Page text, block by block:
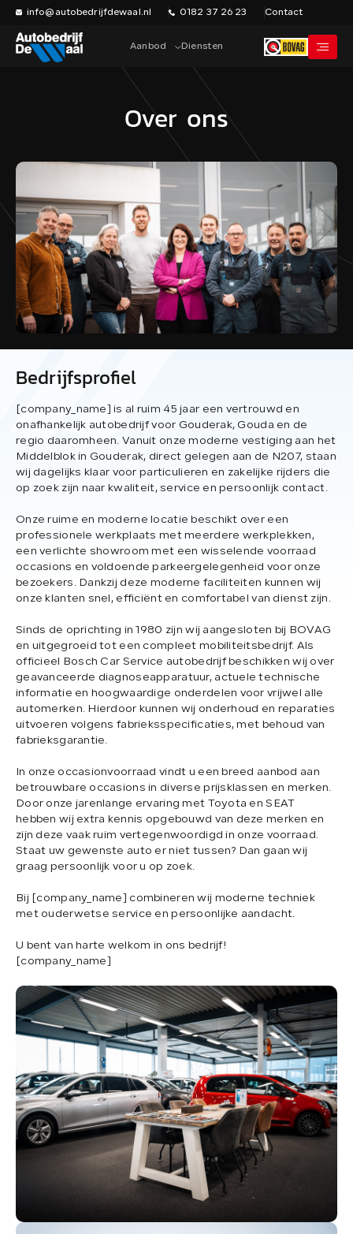
info@autobedrijfdewaal.nl 0182 37 26 23 Contact
Aanbod Diensten
Over ons
Historie
Verkocht
Contact
Over ons
Bedrijfsprofiel
[company_name] is al ruim 45 jaar een vertrouwd en
onafhankelijk autobedrijf voor Gouderak, Gouda en de
regio daaromheen. Vanuit onze moderne vestiging aan het
Middelblok in Gouderak, direct gelegen aan de N207, staan
wij dagelijks klaar voor particulieren en zakelijke rijders die
op zoek zijn naar kwaliteit, service en persoonlijk contact.
Onze ruime en moderne locatie beschikt over een
professionele werkplaats met meerdere werkplekken,
een verlichte showroom met een wisselende voorraad
occasions en voldoende parkeergelegenheid voor onze
bezoekers. Dankzij deze moderne faciliteiten kunnen wij
onze klanten snel, efficiënt en comfortabel van dienst zijn.
Sinds de oprichting in 1980 zijn wij aangesloten bij BOVAG
en uitgegroeid tot een compleet mobiliteitsbedrijf. Als
officieel Bosch Car Service autobedrijf beschikken wij over
geavanceerde diagnoseapparatuur, actuele technische
informatie en hoogwaardige onderdelen voor vrijwel alle
automerken. Hierdoor kunnen wij onderhoud en reparaties
uitvoeren volgens fabrieksspecificaties, met behoud van
fabrieksgarantie.
In onze occasionvoorraad vindt u een breed aanbod aan
betrouwbare occasions in diverse prijsklassen en merken.
Door onze jarenlange ervaring met Toyota en SEAT
hebben wij extra kennis opgebouwd van deze merken en
zijn deze vaak ruim vertegenwoordigd in onze voorraad.
Staat uw gewenste auto er niet tussen? Dan gaan wij
graag persoonlijk voor u op zoek.
Bij [company_name] combineren wij moderne techniek
met ouderwetse service en persoonlijke aandacht.
U bent van harte welkom in ons bedrijf!
[company_name]